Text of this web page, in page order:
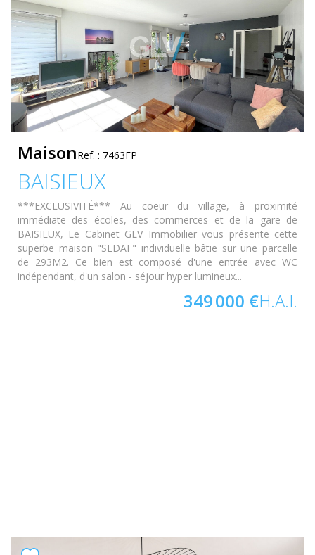
MaisonRef. : 7463FP
BAISIEUX
***EXCLUSIVITÉ*** Au coeur du village, à proximité
immédiate des écoles, des commerces et de la gare de
BAISIEUX, Le Cabinet GLV Immobilier vous présente cette
superbe maison "SEDAF" individuelle bâtie sur une parcelle
de 293M2. Ce bien est composé d'une entrée avec WC
indépendant, d'un salon - séjour hyper lumineux...
349 000 €H.A.I.